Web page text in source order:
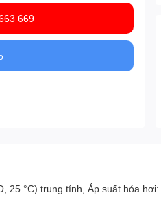
669
25 °C) trung tính, Áp suất hóa hơi: